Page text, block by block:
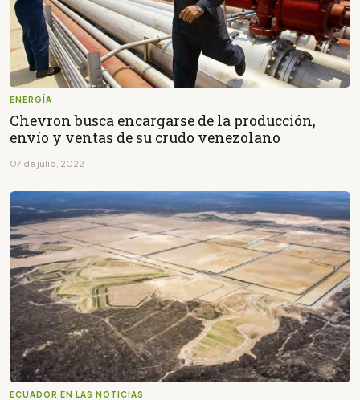
ENERGÍA
Chevron busca encargarse de la producción,
envío y ventas de su crudo venezolano
07 de julio, 2022
ECUADOR EN LAS NOTICIAS